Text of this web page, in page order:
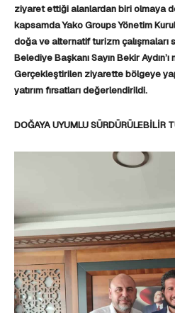
ziyaret ettiği alanlardan biri olmaya
kapsamda Yako Groups Yönetim
doğa ve alternatif turizm çalışmaları
Belediye Başkanı Sayın Bekir
Gerçekleştirilen ziyarette bölgeye
yatırım fırsatları değerlendirildi.
DOĞAYA UYUMLU SÜRDÜRÜLEBİLİR